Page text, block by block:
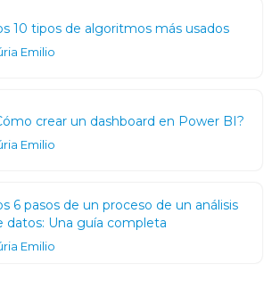
10 tipos de algoritmos más usados
Emilio
crear un dashboard en Power BI?
Emilio
6 pasos de un proceso de un análisis
datos: Una guía completa
Emilio